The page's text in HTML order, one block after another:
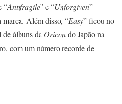
“Antifragile” e “Unforgiven”
marca. Além disso, “Easy” ficou no
de álbuns da Oricondo Japão na
com um número recorde de